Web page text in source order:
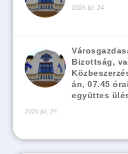
2026 júl. 24
Bizottság,
án, 07.45
együttes
2026 júl. 24